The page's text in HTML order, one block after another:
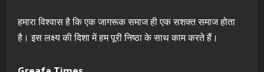
हमारा विश्वास है कि एक जागरूक समाज ही एक सशक्त समाज होता
है। इस लक्ष्य की दिशा में हम पूरी निष्ठा के साथ काम करते हैं।